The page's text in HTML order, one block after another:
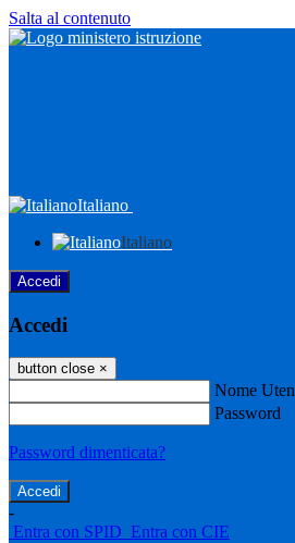
Salta al contenuto
Italiano
Italiano
Accedi
Accedi
button close ×
Nome
Password
Password dimenticata?
-
Entra con SPID Entra con CIE